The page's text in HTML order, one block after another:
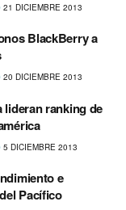
21 DICIEMBRE 2013
BlackBerry a
20 DICIEMBRE 2013
lideran ranking de
5 DICIEMBRE 2013
e
Pací­fico